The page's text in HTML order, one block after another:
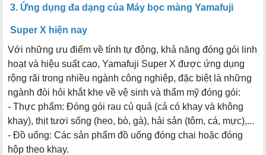
3. Ứng dụng đa dạng của Máy bọc màng Yamafuji
Super X hiện nay
Với những ưu điểm về tính tự động, khả năng đóng gói linh
hoạt và hiệu suất cao, Yamafuji Super X được ứng dụng
rộng rãi trong nhiều ngành công nghiệp, đặc biệt là những
ngành đòi hỏi khắt khe về vệ sinh và thẩm mỹ đóng gói:
- Thực phẩm: Đóng gói rau củ quả (cả có khay và không
khay), thịt tươi sống (heo, bò, gà), hải sản (tôm, cá, mực),...
- Đồ uống: Các sản phẩm đồ uống đóng chai hoặc đóng
hộp theo khay.